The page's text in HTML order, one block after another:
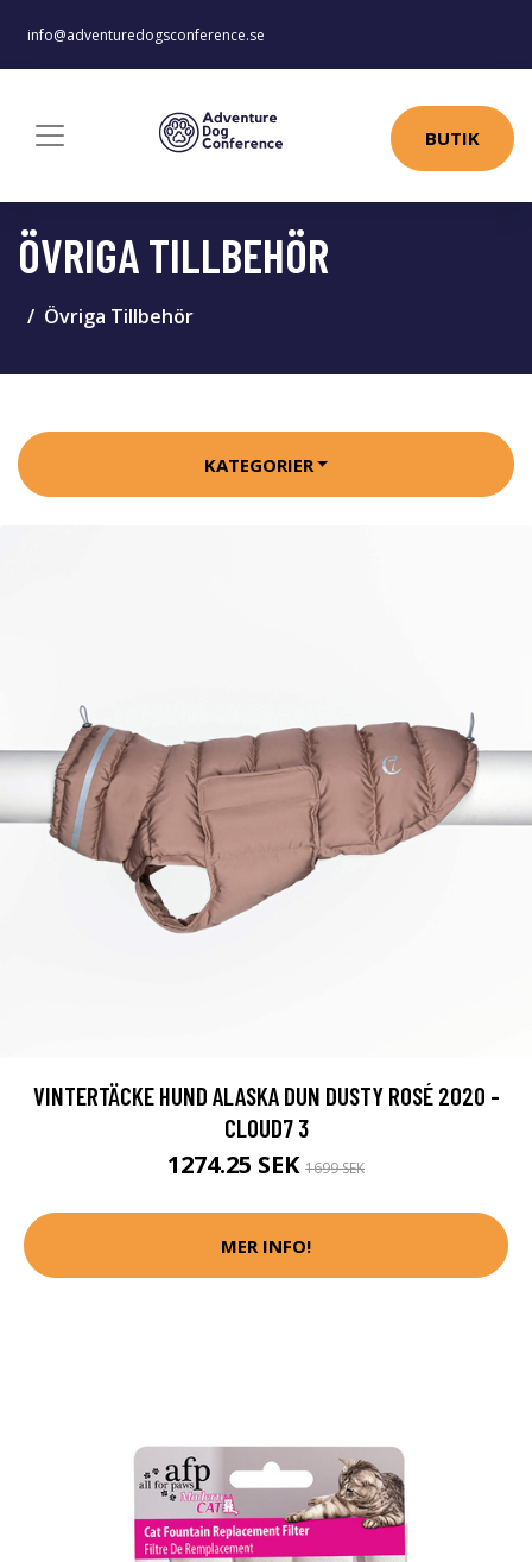
info@adventuredogsconference.se
BUTIK
ÖVRIGA TILLBEHÖR
Övriga Tillbehör
KATEGORIER
VINTERTÄCKE HUND ALASKA DUN DUSTY ROSÉ 2020 -
CLOUD7 3
1274.25 SEK 1699 SEK
MER INFO!